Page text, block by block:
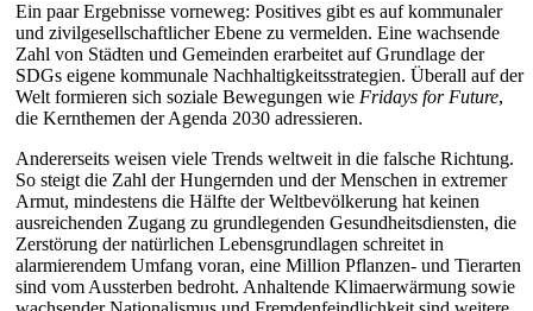
Ein paar Ergebnisse vorneweg: Positives gibt es auf kommunaler
und zivilgesellschaftlicher Ebene zu vermelden. Eine wachsende
Zahl von Städten und Gemeinden erarbeitet auf Grundlage der
SDGs eigene kommunale Nachhaltigkeitsstrategien. Überall auf der
Welt formieren sich soziale Bewegungen wie Fridays for Future,
die Kernthemen der Agenda 2030 adressieren.
Andererseits weisen viele Trends weltweit in die falsche Richtung.
So steigt die Zahl der Hungernden und der Menschen in extremer
Armut, mindestens die Hälfte der Weltbevölkerung hat keinen
ausreichenden Zugang zu grundlegenden Gesundheitsdiensten, die
Zerstörung der natürlichen Lebensgrundlagen schreitet in
alarmierendem Umfang voran, eine Million Pflanzen- und Tierarten
sind vom Aussterben bedroht. Anhaltende Klimaerwärmung sowie